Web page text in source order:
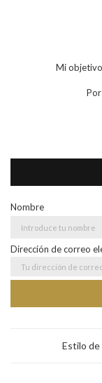
Mi objetivo
Nombre
Dirección de correo
Estilo de